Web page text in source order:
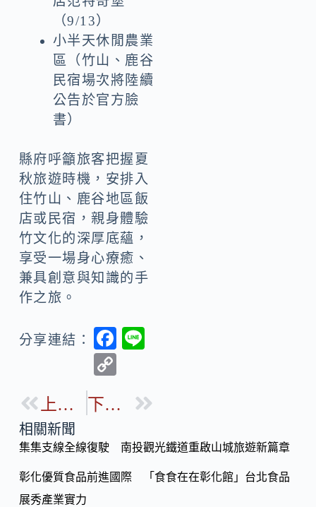
（9/13）
小半天休閒農業
區（竹山、鹿谷
民宿場次將陸續
公告於官方臉
書）
縣府呼籲旅客把握夏
秋旅遊時機，安排入
住竹山、鹿谷地區飯
店或民宿，親身體驗
竹文化的深厚底蘊，
享受一場身心療癒、
兼具創意與知識的手
作之旅。
分享連結：
F
b
o
k
p
Li
n
上一篇 下一篇
相關新聞
集集支線全線復駛 南投觀光鐵道重啟山城旅遊新篇章
彰化優質食品前進國際 「食食在在彰化館」台北食品
展秀產業實力